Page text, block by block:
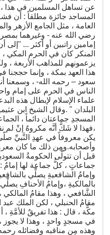
عن تساهل المسلمين في هذا
المساجد جائزة مطلقاً : أن
العامة ، مثل الجامع الأزهر
رضي الله عنه - وغيرهما
إمامين راتبين أو أكثر ... "إلى
المنكر كان في الحرم المكي ،
يزعمونهم للمذاهب الأربعة ،
هذا العهد بمكة ، وإنما حججنا
سعود – رحمه الله- ، وسمعنا
الناس في الحرم على إمام
علماء الإسلام لإبطال هذه
البلدان " .وقال الشيخ ابن
المسجدِ جماعتان دائماً ،
،فهذا لا شَكَّ أنَّه مكروهٌ إنْ لم
يكن معروفاً في عهدِ النَّبيِّ
وأصحابه.ومِن ذلك ما كان
قبل أن تتولَّى الحكومةُ
جماعاتٍ ، كلُّ جماعة لها إمامٌ :
وإمامُ الشافعيةِ يصلِّي
بالمالكيةِ ،وإمامُ الأحنافِ
الشَّافعي ، وهذا مقامُ المالكي
مقامُ الحنبلي ، لكن الملك عبد
مكَّة ، قال : هذا تفريقٌ للأمَّةِ ،
في مسجدٍ واحدٍ ، وهذا لا يجوز
وهذه مِن مناقبه وفضائله رحمه